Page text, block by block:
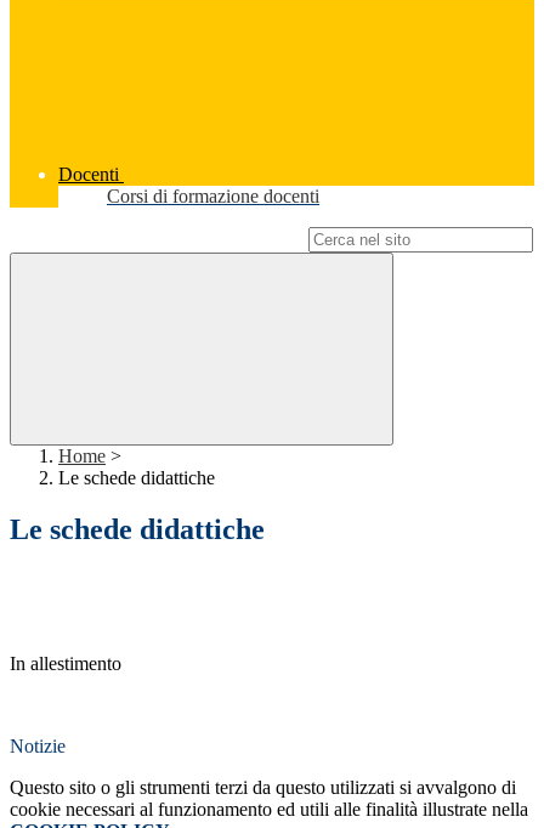
Docenti
Corsi di formazione docenti
Home >
Le schede didattiche
Le schede didattiche
In allestimento
Notizie
Questo sito o gli strumenti terzi da questo utilizzati si avvalgono di
cookie necessari al funzionamento ed utili alle finalità illustrate nella